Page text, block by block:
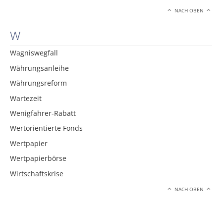
NACH OBEN
W
Wagniswegfall
Währungsanleihe
Währungsreform
Wartezeit
Wenigfahrer-Rabatt
Wertorientierte Fonds
Wertpapier
Wertpapierbörse
Wirtschaftskrise
NACH OBEN